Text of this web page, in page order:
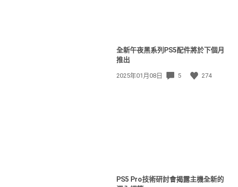
全新午夜黑系列PS5配件將於下個月
推出
發
2025年01月08日 5 274
PS5 Pro技術研討會揭露主機全新的